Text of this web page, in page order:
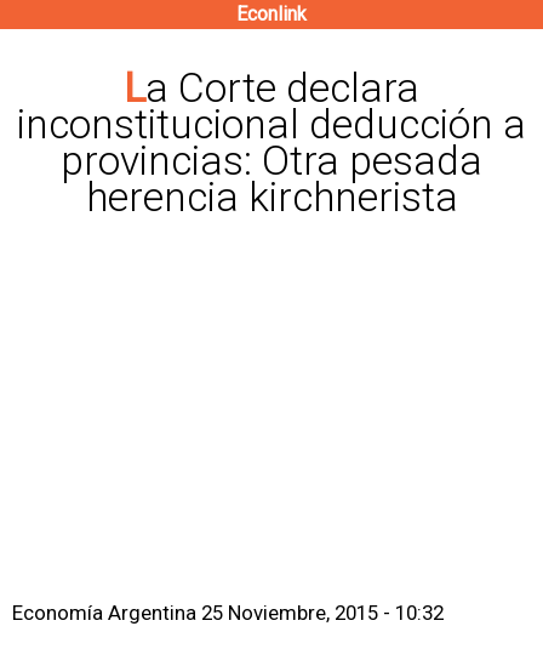
contenido
principal
Econlink
La Corte declara
inconstitucional deducción a
provincias: Otra pesada
herencia kirchnerista
Economía Argentina 25 Noviembre, 2015 - 10:32